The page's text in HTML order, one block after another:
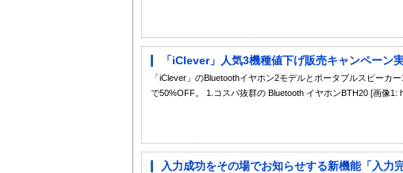
「iClever」人気3機種値下げ販売キャンペーン
「iClever」のBluetoothイヤホン2モデルとポータブルスピーカ
で50%OFF。 1.コスパ抜群の Bluetooth イヤホンBTH20 [画像1:
入力成功をその場でお知らせする新機能「入力